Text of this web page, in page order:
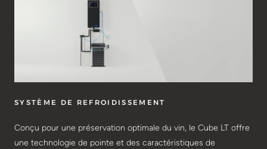
SYSTÈME DE REFROIDISSEMENT
Conçu pour une préservation optimale du vin, le Cube LT offre
une technologie de pointe et des caractéristiques de